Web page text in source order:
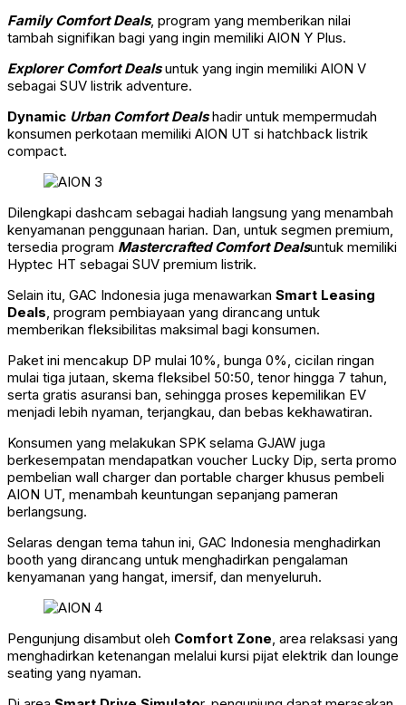
Family Comfort Deals, program yang memberikan nilai
tambah signifikan bagi yang ingin memiliki AION Y Plus.
Explorer Comfort Dealsuntuk yang ingin memiliki AION V
sebagai SUV listrik adventure.
Dynamic Urban Comfort Dealshadir untuk mempermudah
konsumen perkotaan memiliki AION UT si hatchback listrik
compact.
Dilengkapi dashcam sebagai hadiah langsung yang menambah
kenyamanan penggunaan harian. Dan, untuk segmen premium,
tersedia program Mastercrafted Comfort Dealsuntuk memiliki
Hyptec HT sebagai SUV premium listrik.
Selain itu, GAC Indonesia juga menawarkan Smart Leasing
Deals, program pembiayaan yang dirancang untuk
memberikan fleksibilitas maksimal bagi konsumen.
Paket ini mencakup DP mulai 10%, bunga 0%, cicilan ringan
mulai tiga jutaan, skema fleksibel 50:50, tenor hingga 7 tahun,
serta gratis asuransi ban, sehingga proses kepemilikan EV
menjadi lebih nyaman, terjangkau, dan bebas kekhawatiran.
Konsumen yang melakukan SPK selama GJAW juga
berkesempatan mendapatkan voucher Lucky Dip, serta promo
pembelian wall charger dan portable charger khusus pembeli
AION UT, menambah keuntungan sepanjang pameran
berlangsung.
Selaras dengan tema tahun ini, GAC Indonesia menghadirkan
booth yang dirancang untuk menghadirkan pengalaman
kenyamanan yang hangat, imersif, dan menyeluruh.
Pengunjung disambut oleh Comfort Zone, area relaksasi yang
menghadirkan ketenangan melalui kursi pijat elektrik dan lounge
seating yang nyaman.